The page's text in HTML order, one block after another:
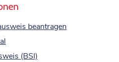
beantragen
(BSI)